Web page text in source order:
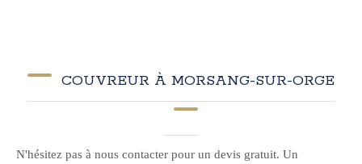
COUVREUR À MORSANG-SUR-ORGE
N'hésitez pas à nous contacter pour un devis gratuit. Un